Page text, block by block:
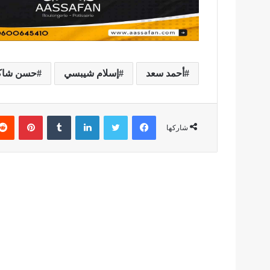
أحمد سعد إسلام شيبسي حسن
شاركها
فيسبوك تويتر لينكدإن